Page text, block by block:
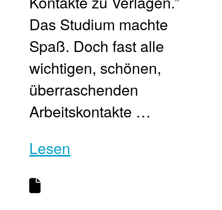
Das Studium machte
Spaß. Doch fast alle
wichtigen, schönen,
überraschenden
Arbeitskontakte …
Lesen